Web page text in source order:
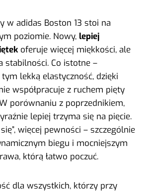
w adidas Boston 13 stoi na
poziomie. Nowy, lepiej
oferuje więcej miękkości, ale
stabilności. Co istotne –
lekką elastyczność, dzięki
współpracuje z ruchem pięty
porównaniu z poprzednikiem,
lepiej trzyma się na pięcie.
więcej pewności – szczególnie
biegu i mocniejszym
którą łatwo poczuć.
dla wszystkich, którzy przy